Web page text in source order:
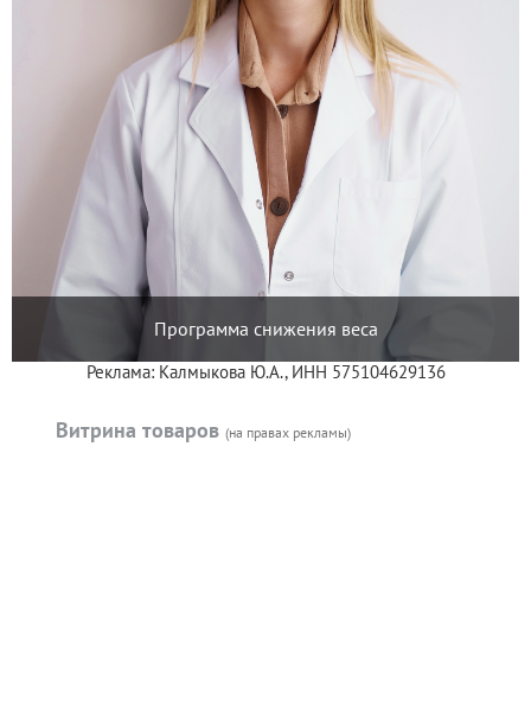
Программа снижения веса
Реклама: Калмыкова Ю.А., ИНН 575104629136
Витрина товаров (на правах рекламы)